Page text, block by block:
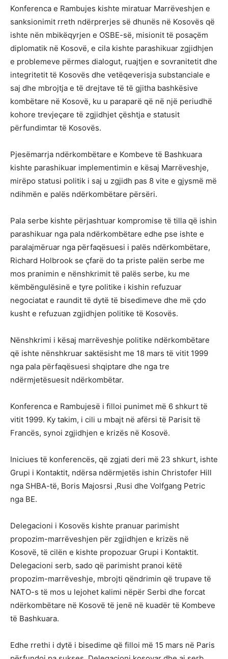
Konferenca e Rambujes kishte miratuar Marrëveshjen e
sanksionimit rreth ndërprerjes së dhunës në Kosovës që
ishte nën mbikëqyrjen e OSBE-së, misionit të posaçëm
diplomatik në Kosovë, e cila kishte parashikuar zgjidhjen
e problemeve përmes dialogut, ruajtjen e sovranitetit dhe
integritetit të Kosovës dhe vetëqeverisja substanciale e
saj dhe mbrojtja e të drejtave të të gjitha bashkësive
kombëtare në Kosovë, ku u paraparë që në një periudhë
kohore trevjeçare të zgjidhjet çështja e statusit
përfundimtar të Kosovës.
Pjesëmarrja ndërkombëtare e Kombeve të Bashkuara
kishte parashikuar implementimin e kësaj Marrëveshje,
mirëpo statusi politik i saj u zgjidh pas 8 vite e gjysmë më
ndihmën e palës ndërkombëtare përsëri.
Pala serbe kishte përjashtuar kompromise të tilla që ishin
parashikuar nga pala ndërkombëtare edhe pse ishte e
paralajmëruar nga përfaqësuesi i palës ndërkombëtare,
Richard Holbrook se çfarë do ta priste palën serbe me
mos pranimin e nënshkrimit të palës serbe, ku me
këmbëngulësinë e tyre politike i kishin refuzuar
negociatat e raundit të dytë të bisedimeve dhe më çdo
kusht e refuzuan zgjidhjen politike të Kosovës.
Nënshkrimi i kësaj marrëveshje politike ndërkombëtare
që ishte nënshkruar saktësisht me 18 mars të vitit 1999
nga pala përfaqësuesi shqiptare dhe nga tre
ndërmjetësuesit ndërkombëtar.
Konferenca e Rambujesë i filloi punimet më 6 shkurt të
vitit 1999. Ky takim, i cili u mbajt në afërsi të Parisit të
Francës, synoi zgjidhjen e krizës në Kosovë.
Iniciues të konferencës, që zgjati deri më 23 shkurt, ishte
Grupi i Kontaktit, ndërsa ndërmjetës ishin Christofer Hill
nga SHBA-të, Boris Majosrsi ,Rusi dhe Volfgang Petric
nga BE.
Delegacioni i Kosovës kishte pranuar parimisht
propozim-marrëveshjen për zgjidhjen e krizës në
Kosovë, të cilën e kishte propozuar Grupi i Kontaktit.
Delegacioni serb, sado që parimisht pranoi këtë
propozim-marrëveshje, mbrojti qëndrimin që trupave të
NATO-s të mos u lejohet kalimi nëpër Serbi dhe forcat
ndërkombëtare në Kosovë të jenë në kuadër të Kombeve
të Bashkuara.
Edhe rrethi i dytë i bisedime që filloi më 15 mars në Paris